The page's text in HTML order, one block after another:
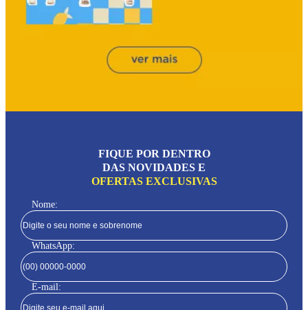
FIQUE POR DENTRO
DAS NOVIDADES E
OFERTAS EXCLUSIVAS
Nome:
WhatsApp:
E-mail: